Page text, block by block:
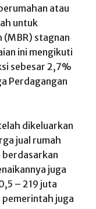
atau
untuk
(MBR) stagnan
ini mengikuti
sebesar 2,7%
Perdagangan
dikeluarkan
jual rumah
juga
– 219 juta
pemerintah juga